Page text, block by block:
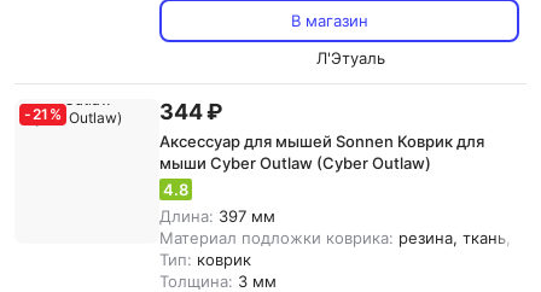
В магазин
Л'Этуаль
-21 % 344 ₽
Аксессуар для мышей Sonnen Коврик для
мыши Cyber Outlaw (Cyber Outlaw)
4.8
Длина: 397 мм
Материал подложки коврика: резина, ткань,
Тип: коврик
Толщина: 3 мм